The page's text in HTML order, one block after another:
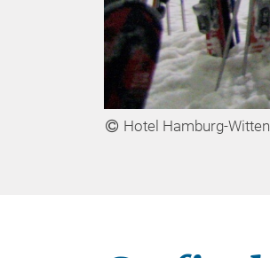
Hotel Hamburg-